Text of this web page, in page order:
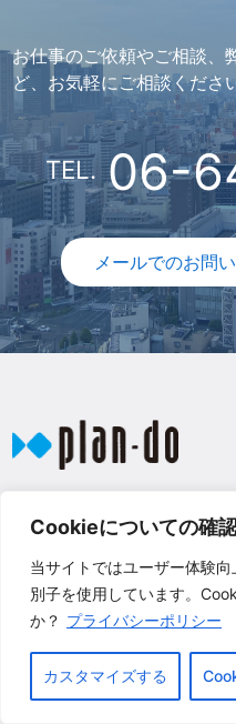
Cookieについての確
当サイトではユーザー体験
別子を使用しています。
か？ プライバシーポリシー
カスタマイズする
お仕事のご依頼やご相談、
ど、お気軽にご相談くださ
TEL. 06-
メールでのお問
Access
株式会社プラン・ドゥ
〒550-0001
TEL : 06-6441-5481